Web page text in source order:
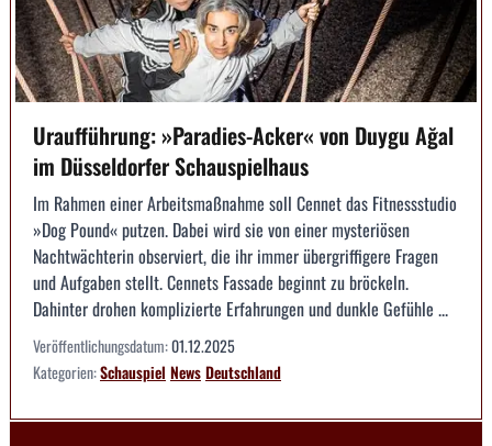
Uraufführung: »Paradies-Acker« von Duygu Ağal
im Düsseldorfer Schauspielhaus
Im Rahmen einer Arbeitsmaßnahme soll Cennet das Fitnessstudio
»Dog Pound« putzen. Dabei wird sie von einer mysteriösen
Nachtwächterin observiert, die ihr immer übergriffigere Fragen
und Aufgaben stellt. Cennets Fassade beginnt zu bröckeln.
Dahinter drohen komplizierte Erfahrungen und dunkle Gefühle ...
Veröffentlichungsdatum:01.12.2025
Kategorien:Schauspiel NewsDeutschland